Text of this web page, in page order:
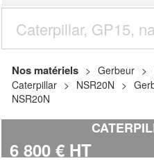
Nos matériels Gerbeur
Caterpillar
NSR20N
NSR20N
6 800 € HT